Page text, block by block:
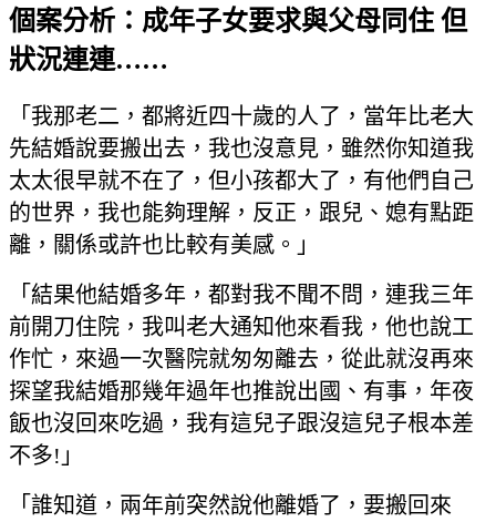
個案分析：成年子女要求與父母同住 但
狀況連連……
「我那老二，都將近四十歲的人了，當年比老大
先結婚說要搬出去，我也沒意見，雖然你知道我
太太很早就不在了，但小孩都大了，有他們自己
的世界，我也能夠理解，反正，跟兒、媳有點距
離，關係或許也比較有美感。」
「結果他結婚多年，都對我不聞不問，連我三年
前開刀住院，我叫老大通知他來看我，他也說工
作忙，來過一次醫院就匆匆離去，從此就沒再來
探望我結婚那幾年過年也推說出國、有事，年夜
飯也沒回來吃過，我有這兒子跟沒這兒子根本差
不多!」
「誰知道，兩年前突然說他離婚了，要搬回來